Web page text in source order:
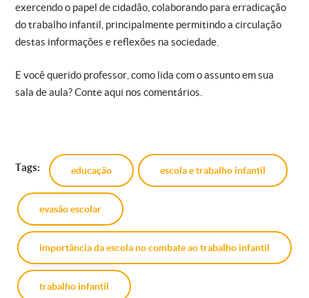
exercendo o papel de cidadão, colaborando para erradicação
do trabalho infantil, principalmente permitindo a circulação
destas informações e reflexões na sociedade.
E você querido professor, como lida com o assunto em sua
sala de aula? Conte aqui nos comentários.
Tags: educação escola e trabalho infantil
evasão escolar
importância da escola no combate ao trabalho infantil
trabalho infantil